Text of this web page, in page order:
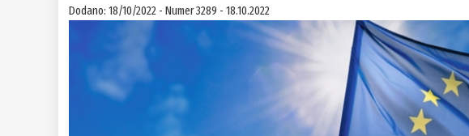
Dodano: 18/10/2022 - Numer 3289 - 18.10.2022